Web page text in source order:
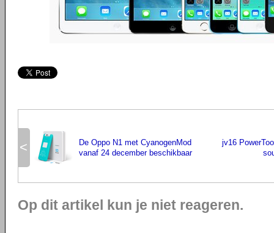
<
De Oppo N1 met CyanogenMod
vanaf 24 december beschikbaar
jv16
Op dit artikel kun je niet reageren.